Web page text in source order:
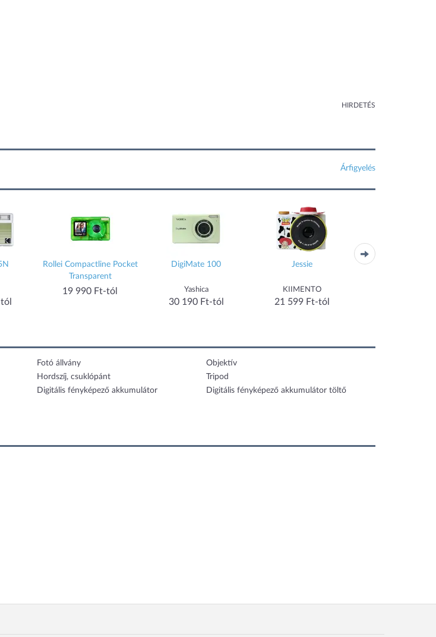
HIRDETÉS
Árfigyelés
Rollei Compactline Pocket
Transparent
19 990 Ft-tól
DigiMate 100
Yashica
30 190 Ft-tól
Jessie
KIIMENTO
21 599 Ft-tól
Fotó állvány
Objektív
Hordszíj, csuklópánt
Tripod
Digitális fényképező akkumulátor Digitális fényképező akkumulátor töltő